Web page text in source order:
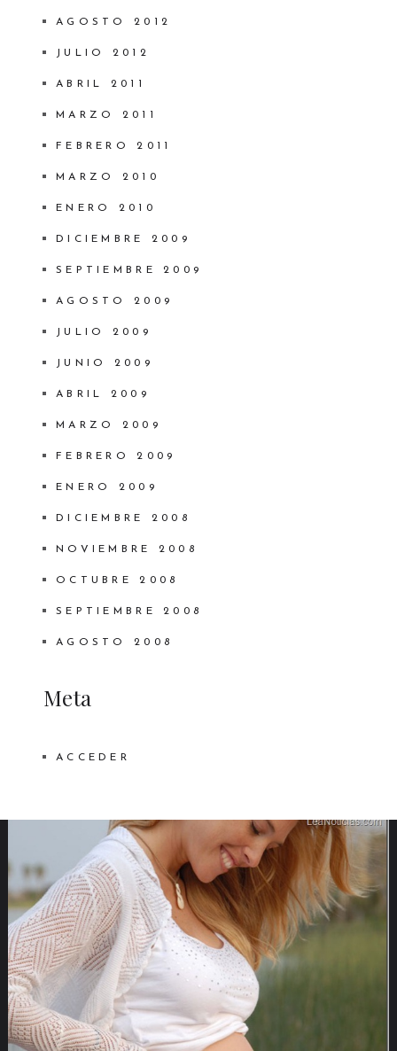
AGOSTO 2012
JULIO 2012
ABRIL 2011
MARZO 2011
FEBRERO 2011
MARZO 2010
ENERO 2010
DICIEMBRE 2009
SEPTIEMBRE 2009
AGOSTO 2009
JULIO 2009
JUNIO 2009
ABRIL 2009
MARZO 2009
FEBRERO 2009
ENERO 2009
DICIEMBRE 2008
NOVIEMBRE 2008
OCTUBRE 2008
SEPTIEMBRE 2008
AGOSTO 2008
Meta
ACCEDER